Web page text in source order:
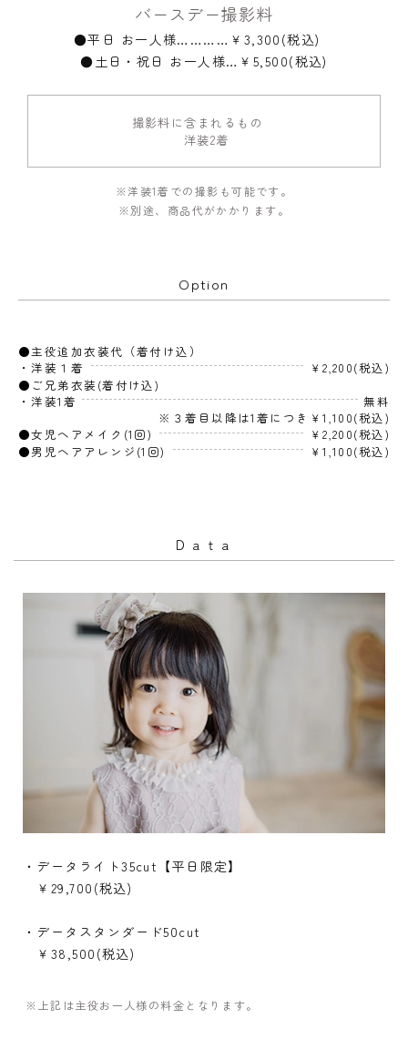
バースデー撮影料
●平日 お一人様…………￥3,300(税込)
●土日・祝日 お一人様…￥5,500(税込)
撮影料に含まれるもの
洋装2着
※洋装1着での撮影も可能です。
※別途、商品代がかかります。
Option
●主役追加衣装代（着付け込）
・洋装１着
￥2,200(税込)
●ご兄弟衣装(着付け込)
・洋装1着
無料
※３着目以降は1着につき￥1,100(税込)
●女児ヘアメイク(1回)
￥2,200(税込)
●男児ヘアアレンジ(1回)
￥1,100(税込)
Ｄａｔａ
・データライト35cut【平日限定】
￥29,700(税込)
・データスタンダード50cut
￥38,500(税込)
※上記は主役お一人様の料金となります。